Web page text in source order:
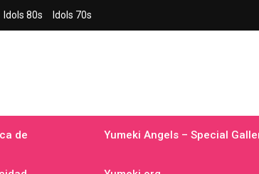
Idols 80s Idols 70s
de Yumeki Angels – Special